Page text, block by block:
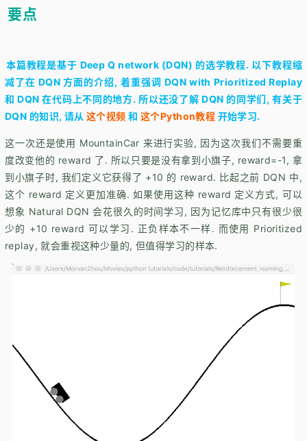
要点
本篇教程是基于 Deep Q network (DQN) 的选学教程. 以下教程缩
减了在 DQN 方面的介绍, 着重强调 DQN with Prioritized Replay
和 DQN 在代码上不同的地方. 所以还没了解 DQN 的同学们, 有关于
DQN 的知识, 请从这个视频 和 这个Python教程 开始学习.
这一次还是使用 MountainCar 来进行实验, 因为这次我们不需要重
度改变他的 reward 了. 所以只要是没有拿到小旗子, reward=-1, 拿
到小旗子时, 我们定义它获得了 +10 的 reward. 比起之前 DQN 中,
这个 reward 定义更加准确. 如果使用这种 reward 定义方式, 可以
想象 Natural DQN 会花很久的时间学习, 因为记忆库中只有很少很
少的 +10 reward 可以学习. 正负样本不一样. 而使用 Prioritized
replay, 就会重视这种少量的, 但值得学习的样本.